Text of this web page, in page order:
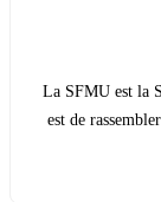
La SFMU est la
est de